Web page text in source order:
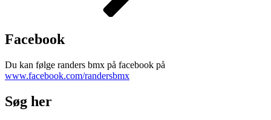
Facebook
Du kan følge randers bmx på facebook på
www.facebook.com/randersbmx
Søg her